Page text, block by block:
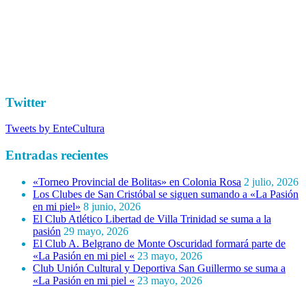
Twitter
Tweets by EnteCultura
Entradas recientes
«Torneo Provincial de Bolitas» en Colonia Rosa 2 julio, 2026
Los Clubes de San Cristóbal se siguen sumando a «La Pasión
en mi piel» 8 junio, 2026
El Club Atlético Libertad de Villa Trinidad se suma a la
pasión 29 mayo, 2026
El Club A. Belgrano de Monte Oscuridad formará parte de
«La Pasión en mi piel « 23 mayo, 2026
Club Unión Cultural y Deportiva San Guillermo se suma a
«La Pasión en mi piel « 23 mayo, 2026